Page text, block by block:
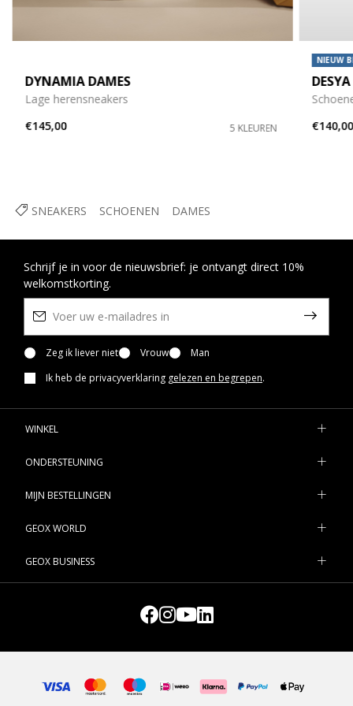
SNEAKERS SCHOENEN DAMES
DYNAMIA DAMES
Lage herensneakers
€145,00
5 KLEUREN
NIEUW
€140,00
Schrijf je in voor de nieuwsbrief: je ontvangt direct 10%
welkomstkorting.
Zeg ik liever niet Vrouw
Man
Ik heb de privacyverklaring gelezen en begrepen.
WINKEL
ONDERSTEUNING
MIJN BESTELLINGEN
GEOX WORLD
GEOX BUSINESS